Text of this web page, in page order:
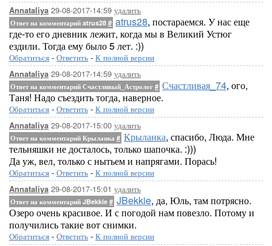
Annataliya 29-08-2017-14:59 удалить
Ответ на комментарий atrus28 # atrus28, постараемся. У нас еще
где-то его дневник лежит, когда мы в Великий Устюг
ездили. Тогда ему было 5 лет. :))
Обратиться - Ответить - К полной версии
Annataliya 29-08-2017-14:59 удалить
Ответ на комментарий Счастливый_Астролог # Счастливая_74, ого,
Таня! Надо съездить тогда, наверное.
Обратиться - Ответить - К полной версии
Annataliya 29-08-2017-15:00 удалить
Ответ на комментарий Крыланка # Крыланка, спасибо, Люда. Мне
тельняшки не досталось, только шапочка. :)))
Да уж, вел, только с нытьем и напрягами. Порась!
Обратиться - Ответить - К полной версии
Annataliya 29-08-2017-15:01 удалить
Ответ на комментарий JBekkie # JBekkie, да, Юль, там потрясно.
Озеро очень красивое. И с погодой нам повезло. Потому и
получились такие вот снимки.
Обратиться - Ответить - К полной версии